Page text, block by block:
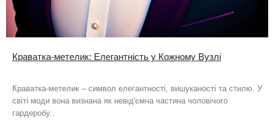
Краватка-метелик: Елегантність у Кожному Вузлі
Краватка-метелик – символ елегантності, вишуканості та стилю. У
світі моди вона визнана як невід'ємна частина чоловічого
гардеробу..